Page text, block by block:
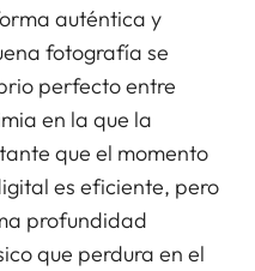
auténtica y
fotografía se
perfecto entre
en la que la
que el momento
es eficiente, pero
profundidad
que perdura en el